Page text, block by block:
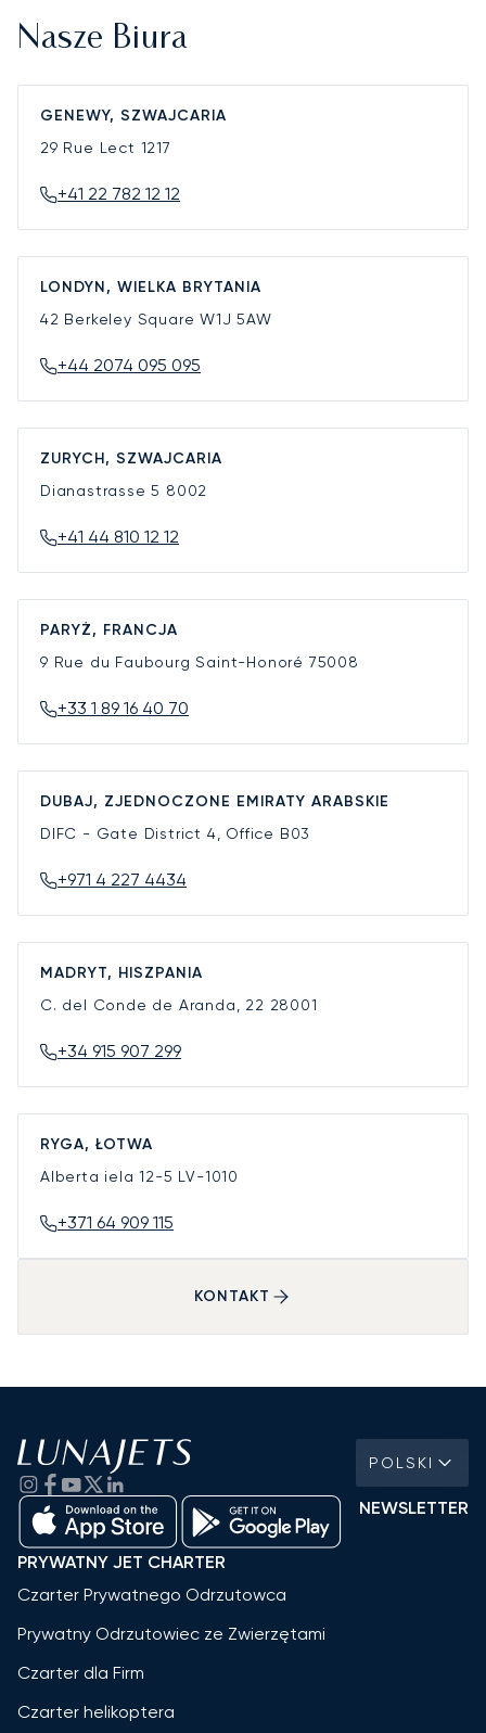
Nasze Biura
GENEWY, SZWAJCARIA
29 Rue Lect 1217
+41 22 782 12 12
LONDYN, WIELKA BRYTANIA
42 Berkeley SquareW1J 5AW
+44 2074 095 095
ZURYCH, SZWAJCARIA
Dianastrasse 5 8002
+41 44 810 12 12
PARYŻ, FRANCJA
9 Rue du Faubourg Saint-Honoré 75008
+33 1 89 16 40 70
DUBAJ, ZJEDNOCZONE EMIRATY ARABSKIE
DIFC - Gate District 4, Office B03
+971 4 227 4434
MADRYT, HISZPANIA
C. del Conde de Aranda, 22 28001
+34 915 907 299
RYGA, ŁOTWA
Alberta iela 12-5 LV-1010
+371 64 909 115
KONTAKT
POLSKI
NEWSLETTER
PRYWATNY JET CHARTER
Czarter Prywatnego Odrzutowca
Prywatny Odrzutowiec ze Zwierzętami
Czarter dla Firm
Czarter helikoptera